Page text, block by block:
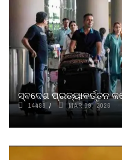
ସ୍ବଦେଶ ପ୍ରତ୍ୟାବର୍ତ୍ତନ
14488 MAR 09, 2026